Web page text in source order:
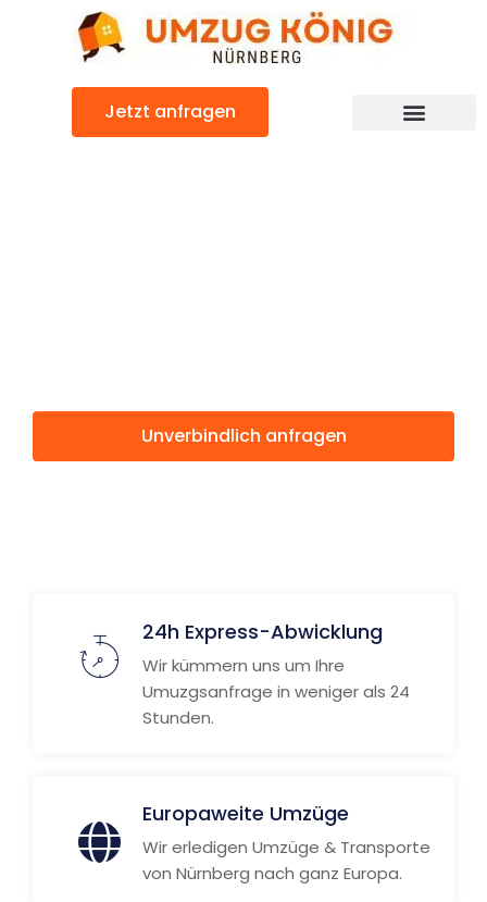
Jetzt anfragen
Unverbindlich anfragen
24h Express-Abwicklung
Wir kümmern uns um Ihre
Umuzgsanfrage in weniger als 24
Stunden.
Europaweite Umzüge
Wir erledigen Umzüge & Transporte
von Nürnberg nach ganz Europa.